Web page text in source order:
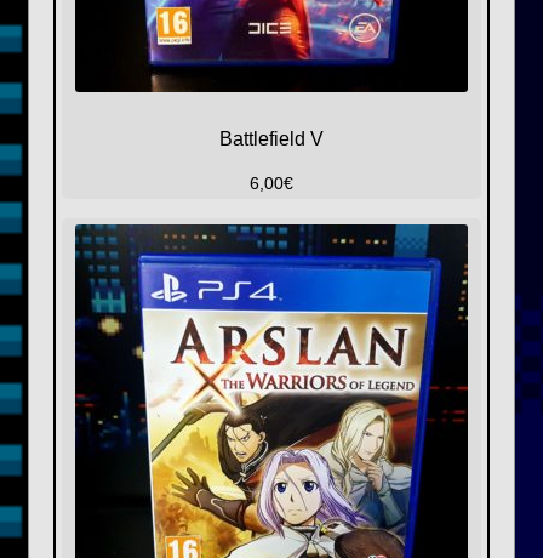
Battlefield V
6,00€